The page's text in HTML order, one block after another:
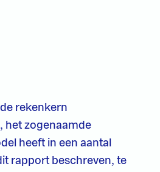
rekenkern
het zogenaamde
heeft in een aantal
rapport beschreven, te